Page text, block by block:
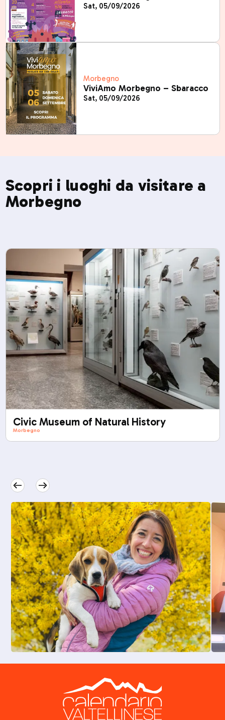
Sat, 05/09/2026
Morbegno
ViviAmo Morbegno – Sbaracco
Sat, 05/09/2026
Scopri i luoghi da visitare a
Morbegno
Civic Museum of Natural History
Morbegno